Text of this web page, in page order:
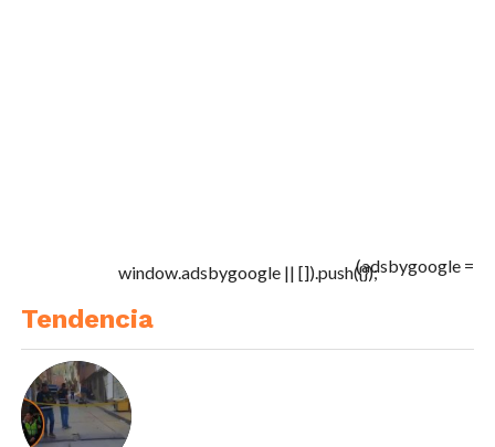
(adsbygoogle =
window.adsbygoogle || []).push({});
Tendencia